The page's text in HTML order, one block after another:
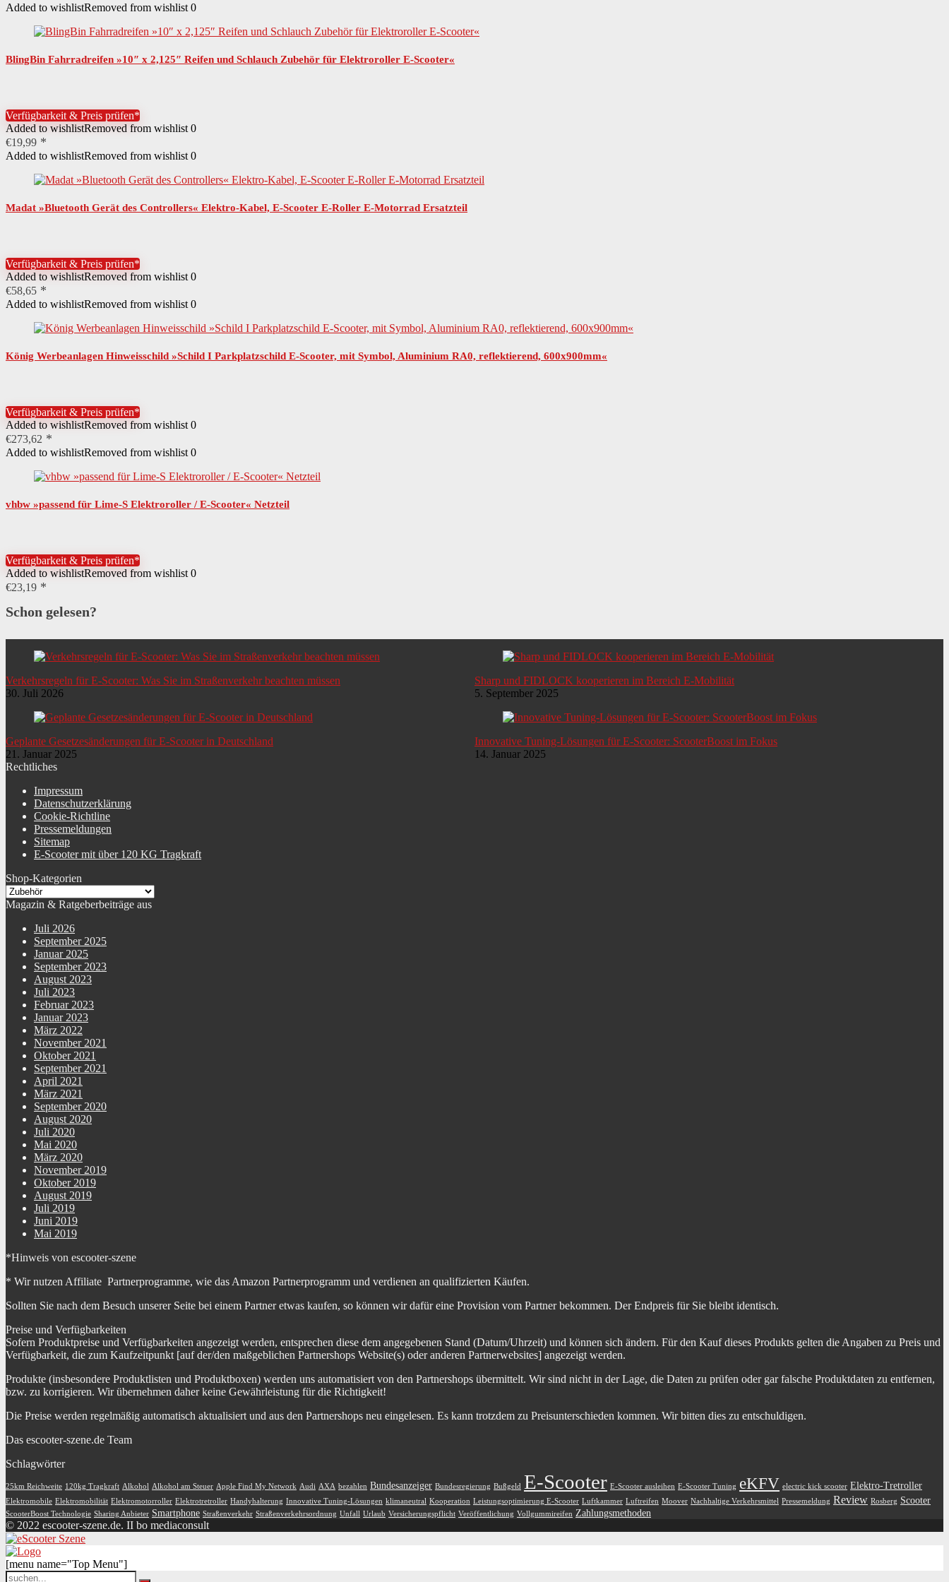
Added to wishlistRemoved from wishlist 0
BlingBin Fahrradreifen »10″ x 2,125″ Reifen und Schlauch Zubehör für Elektroroller E-Scooter«
Verfügbarkeit & Preis prüfen*
Added to wishlistRemoved from wishlist 0
€19,99
Added to wishlistRemoved from wishlist 0
Madat »Bluetooth Gerät des Controllers« Elektro-Kabel, E-Scooter E-Roller E-Motorrad Ersatzteil
Verfügbarkeit & Preis prüfen*
Added to wishlistRemoved from wishlist 0
€58,65
Added to wishlistRemoved from wishlist 0
König Werbeanlagen Hinweisschild »Schild I Parkplatzschild E-Scooter, mit Symbol, Aluminium RA0, reflektierend, 600x900mm«
Verfügbarkeit & Preis prüfen*
Added to wishlistRemoved from wishlist 0
€273,62
Added to wishlistRemoved from wishlist 0
vhbw »passend für Lime-S Elektroroller / E-Scooter« Netzteil
Verfügbarkeit & Preis prüfen*
Added to wishlistRemoved from wishlist 0
€23,19
Schon gelesen?
Verkehrsregeln für E-Scooter: Was Sie im Straßenverkehr beachten müssen
30. Juli 2026
Sharp und FIDLOCK kooperieren im Bereich E-Mobilität
5. September 2025
Geplante Gesetzesänderungen für E-Scooter in Deutschland
21. Januar 2025
Innovative Tuning-Lösungen für E-Scooter: ScooterBoost im Fokus
14. Januar 2025
Rechtliches
Impressum
Datenschutzerklärung
Cookie-Richtline
Pressemeldungen
Sitemap
E-Scooter mit über 120 KG Tragkraft
Shop-Kategorien
Magazin & Ratgeberbeiträge aus
Juli 2026
September 2025
Januar 2025
September 2023
August 2023
Juli 2023
Februar 2023
Januar 2023
März 2022
November 2021
Oktober 2021
September 2021
April 2021
März 2021
September 2020
August 2020
Juli 2020
Mai 2020
März 2020
November 2019
Oktober 2019
August 2019
Juli 2019
Juni 2019
Mai 2019
*Hinweis von escooter-szene
* Wir nutzen Affiliate Partnerprogramme, wie das Amazon Partnerprogramm und verdienen an qualifizierten Käufen.
Sollten Sie nach dem Besuch unserer Seite bei einem Partner etwas kaufen, so können wir dafür eine Provision vom Partner bekommen. Der Endpreis für Sie bleibt identisch.
Preise und Verfügbarkeiten
Sofern Produktpreise und Verfügbarkeiten angezeigt werden, entsprechen diese dem angegebenen Stand (Datum/Uhrzeit) und können sich ändern. Für den Kauf dieses Produkts gelten die Angaben zu Preis und
Verfügbarkeit, die zum Kaufzeitpunkt [auf der/den maßgeblichen Partnershops Website(s) oder anderen Partnerwebsites] angezeigt werden.
Produkte (insbesondere Produktlisten und Produktboxen) werden uns automatisiert von den Partnershops übermittelt. Wir sind nicht in der Lage, die Daten zu prüfen oder gar falsche Produktdaten zu entfernen,
bzw. zu korrigieren. Wir übernehmen daher keine Gewährleistung für die Richtigkeit!
Die Preise werden regelmäßig automatisch aktualisiert und aus den Partnershops neu eingelesen. Es kann trotzdem zu Preisunterschieden kommen. Wir bitten dies zu entschuldigen.
Das escooter-szene.de Team
Schlagwörter
25km Reichweite 120kg Tragkraft Alkohol Alkohol am Steuer Apple Find My Network Audi AXA bezahlen Bundesanzeiger Bundesregierung Bußgeld E-Scooter E-Scooter ausleihen E-Scooter Tuning eKFV electric kick scooter Elektro-Tretroller
Elektromobile Elektromobilität Elektromotorroller Elektrotretroller Handyhalterung Innovative Tuning-Lösungen klimaneutral Kooperation Leistungsoptimierung E-Scooter Luftkammer Luftreifen Moover Nachhaltige Verkehrsmittel Pressemeldung Review Rosberg Scooter
ScooterBoost Technologie Sharing Anbieter Smartphone Straßenverkehr Straßenverkehrsordnung Unfall Urlaub Versicherungspflicht Veröffentlichung Vollgummireifen Zahlungsmethoden
© 2022 escooter-szene.de. II bo mediaconsult
[menu name="Top Menu"]